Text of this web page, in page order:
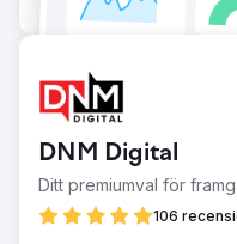
DNM Digital
Ditt premiumval för
106